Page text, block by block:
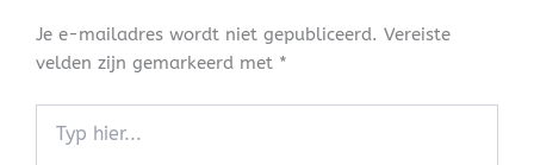
Je e-mailadres wordt niet gepubliceerd. Vereiste
velden zijn gemarkeerd met *
hier...